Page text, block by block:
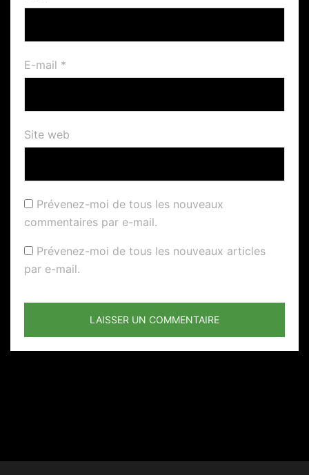
E-mail *
Site web
Prévenez-moi de tous les nouveaux
commentaires par e-mail.
Prévenez-moi de tous les nouveaux articles
par e-mail.